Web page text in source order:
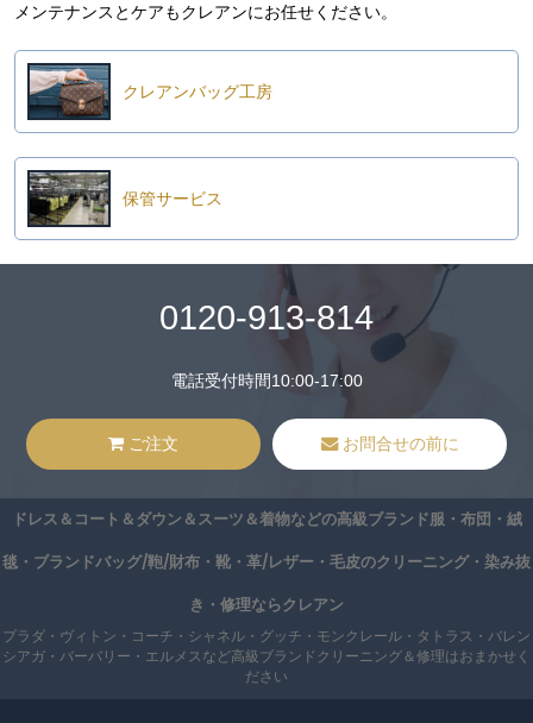
メンテナンスとケアもクレアンにお任せください。
クレアンバッグ工房
保管サービス
0120-913-814
電話受付時間10:00-17:00
ご注文 お問合せの前に
ドレス＆コート＆ダウン＆スーツ＆着物などの高級ブランド服・布団・絨
毯・ブランドバッグ/鞄/財布・靴・革/レザー・毛皮のクリーニング・染み抜
き・修理ならクレアン
プラダ・ヴィトン・コーチ・シャネル・グッチ・モンクレール・タトラス・バレン
シアガ・バーバリー・エルメスなど高級ブランドクリーニング＆修理はおまかせく
ださい